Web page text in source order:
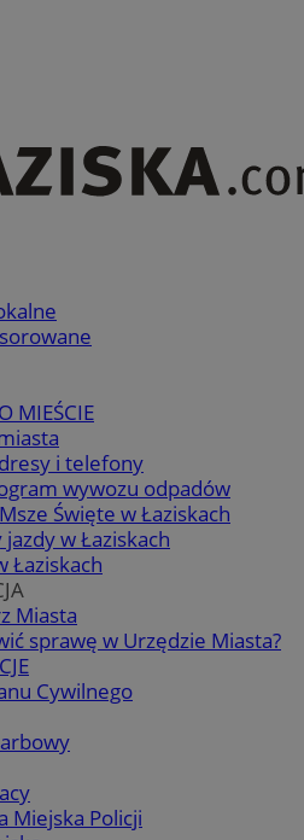
MIEŚCIE
i telefony
wywozu odpadów
Święte w Łaziskach
jazdy w Łaziskach
Łaziskach
Miasta
sprawę w Urzędzie Miasta?
Cywilnego
Miejska Policji